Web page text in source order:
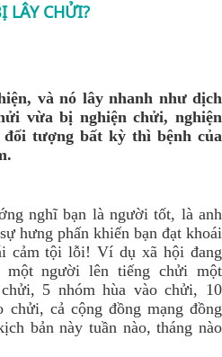
LÂY CHỬI?
và nó lây nhanh như dịch
vừa bị nghiện chửi, nghiện
tượng bất kỳ thì bệnh của
nghĩ bạn là người tốt, là anh
hưng phấn khiến bạn đạt khoái
cảm tội lỗi!Ví dụ xã hội đang
một người lên tiếng chửi một
5 nhóm hùa vào chửi, 10
chửi, cả cộng đồng mạng đồng
bản này tuần nào, tháng nào